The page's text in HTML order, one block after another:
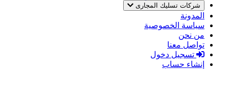
شركات تسليك المجارى
المدونة
سياسة الخصوصية
من نحن
تواصل معنا
تسجيل دخول
إنشاء حساب